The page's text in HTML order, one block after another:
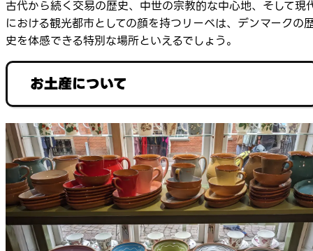
古代から続く交易の歴史、中世の宗教的な中心地、そして現
における観光都市としての顔を持つリーベは、デンマークの
史を体感できる特別な場所といえるでしょう。
お土産について